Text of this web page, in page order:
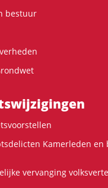
bestuur
Kamerleden en
vervanging